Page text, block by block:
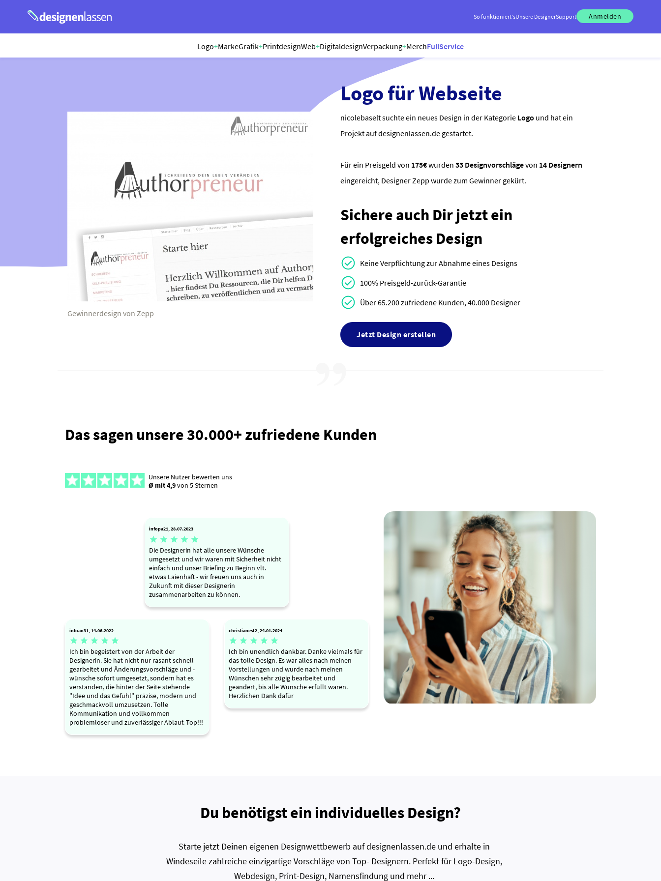
So funktioniert'sUnsere DesignerSupport Anmelden
Logo+MarkeGrafik+PrintdesignWeb+DigitaldesignVerpackung+MerchFullService
Gewinnerdesign von Zepp
Logo für Webseite
nicolebaselt suchte ein neues Design in der Kategorie Logo und hat ein
Projekt auf designenlassen.de gestartet.
Für ein Preisgeld von 175€wurden 33 Designvorschlägevon 14 Designern
eingereicht, Designer Zepp wurde zum Gewinner gekürt.
Sichere auch Dir jetzt ein
erfolgreiches Design
Keine Verpflichtung zur Abnahme eines Designs
100% Preisgeld-zurück-Garantie
Über 65.200 zufriedene Kunden, 40.000 Designer
Jetzt Design erstellen
Das sagen unsere 30.000+ zufriedene Kunden
Unsere Nutzer bewerten uns
Ø mit 4,9von 5 Sternen
infopa21, 28.07.2023
    
Die Designerin hat alle unsere Wünsche
umgesetzt und wir waren mit Sicherheit nicht
einfach und unser Briefing zu Beginn vlt.
etwas Laienhaft - wir freuen uns auch in
Zukunft mit dieser Designerin
zusammenarbeiten zu können.
infoan31, 14.06.2022
    
Ich bin begeistert von der Arbeit der
Designerin. Sie hat nicht nur rasant schnell
gearbeitet und Änderungsvorschläge und -
wünsche sofort umgesetzt, sondern hat es
verstanden, die hinter der Seite stehende
"Idee und das Gefühl" präzise, modern und
geschmackvoll umzusetzen. Tolle
Kommunikation und vollkommen
problemloser und zuverlässiger Ablauf. Top!!!
christianest2, 24.01.2024
    
Ich bin unendlich dankbar. Danke vielmals für
das tolle Design. Es war alles nach meinen
Vorstellungen und wurde nach meinen
Wünschen sehr zügig bearbeitet und
geändert, bis alle Wünsche erfüllt waren.
Herzlichen Dank dafür
Du benötigst ein individuelles Design?
Starte jetzt Deinen eigenen Designwettbewerb auf designenlassen.de und erhalte in
Windeseile zahlreiche einzigartige Vorschläge von Top- Designern. Perfekt für Logo-Design,
Webdesign, Print-Design, Namensfindung und mehr ...